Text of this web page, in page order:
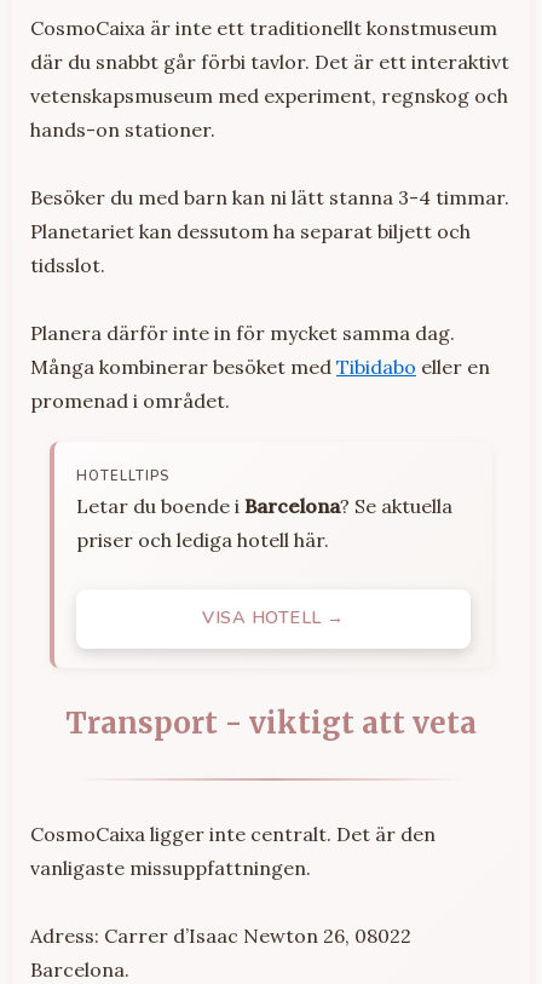
CosmoCaixa är inte ett traditionellt konstmuseum
där du snabbt går förbi tavlor. Det är ett interaktivt
vetenskapsmuseum med experiment, regnskog och
hands-on stationer.
Besöker du med barn kan ni lätt stanna 3-4 timmar.
Planetariet kan dessutom ha separat biljett och
tidsslot.
Planera därför inte in för mycket samma dag.
Många kombinerar besöket med Tibidabo eller en
promenad i området.
HOTELLTIPS
Letar du boende i Barcelona? Se aktuella
priser och lediga hotell här.
VISA HOTELL →
Transport - viktigt att veta
CosmoCaixa ligger inte centralt. Det är den
vanligaste missuppfattningen.
Adress: Carrer d’Isaac Newton 26, 08022
Barcelona.